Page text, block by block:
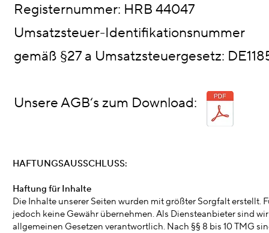
Registernummer: HRB 44047
Umsatzsteuer-Identifikationsnummer
gemäß §27 a Umsatzsteuergesetz:
Unsere AGB‘s zum Download:
HAFTUNGSAUSSCHLUSS:
Haftung für Inhalte
Die Inhalte unserer Seiten wurden mit größter Sorgfalt
jedoch keine Gewähr übernehmen. Als Diensteanbieter sind
allgemeinen Gesetzen verantwortlich. Nach §§ 8 bis 10 TMG